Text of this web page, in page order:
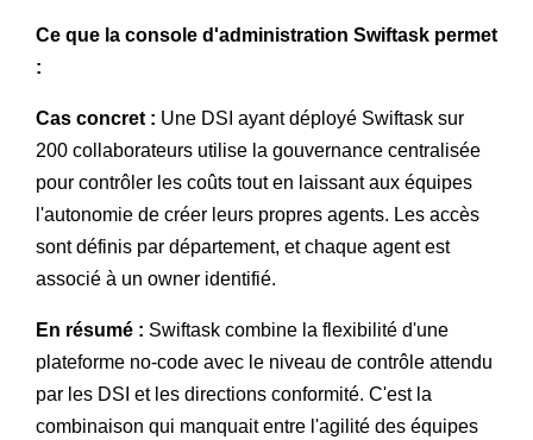
Ce que la console d'administration Swiftask permet
:
Cas concret : Une DSI ayant déployé Swiftask sur
200 collaborateurs utilise la gouvernance centralisée
pour contrôler les coûts tout en laissant aux équipes
l'autonomie de créer leurs propres agents. Les accès
sont définis par département, et chaque agent est
associé à un owner identifié.
En résumé : Swiftask combine la flexibilité d'une
plateforme no-code avec le niveau de contrôle attendu
par les DSI et les directions conformité. C'est la
combinaison qui manquait entre l'agilité des équipes